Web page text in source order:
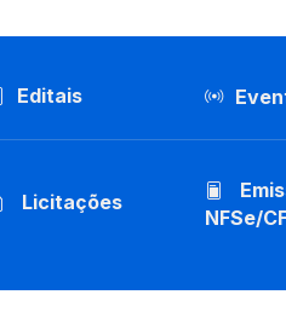
Editais
Licitações
NFSe/